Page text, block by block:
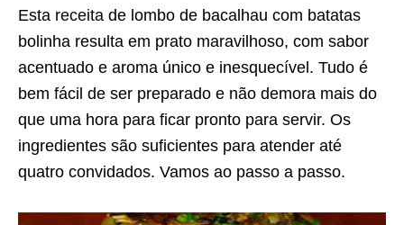
Esta receita de lombo de bacalhau com batatas
bolinha resulta em prato maravilhoso, com sabor
acentuado e aroma único e inesquecível. Tudo é
bem fácil de ser preparado e não demora mais do
que uma hora para ficar pronto para servir. Os
ingredientes são suficientes para atender até
quatro convidados. Vamos ao passo a passo.